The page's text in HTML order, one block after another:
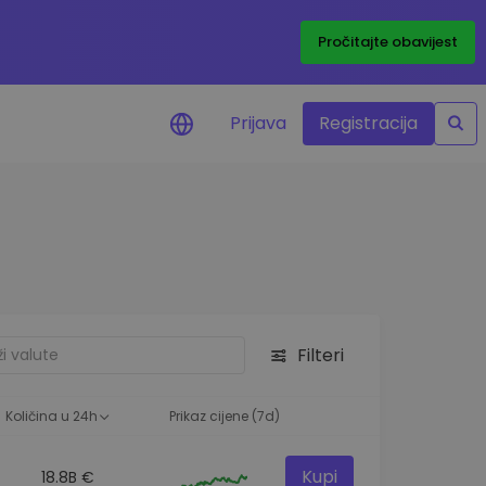
Pročitajte obavijest
Prijava Registracija
Filteri
Količina u 24h Prikaz cijene (7d)
18.8B € Kupi